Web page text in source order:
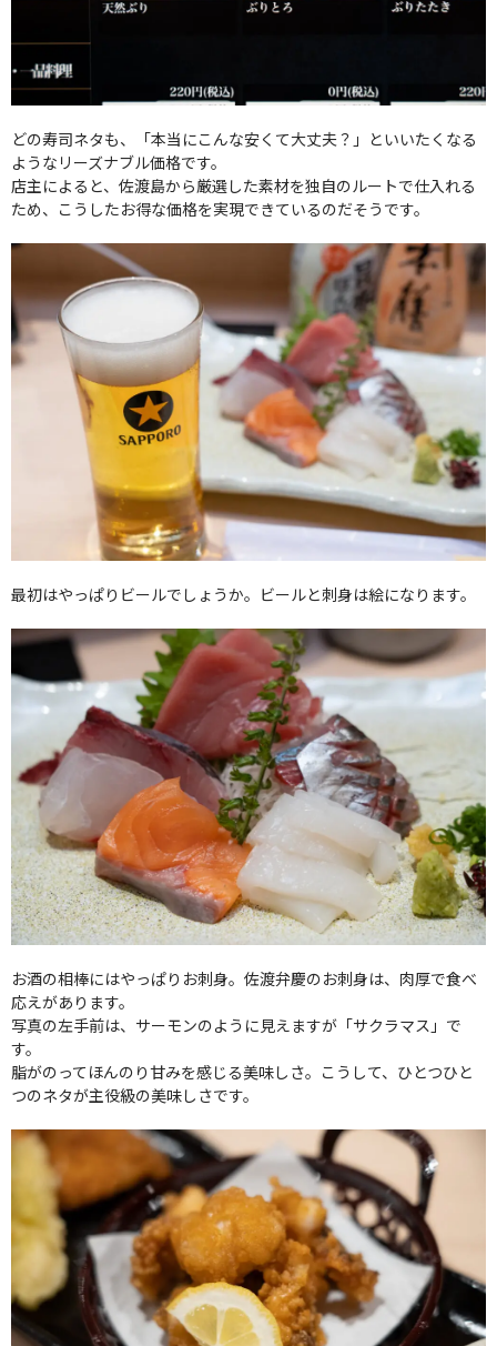
どの寿司ネタも、「本当にこんな安くて大丈夫？」といいたくなる
ようなリーズナブル価格です。
店主によると、佐渡島から厳選した素材を独自のルートで仕入れる
ため、こうしたお得な価格を実現できているのだそうです。
最初はやっぱりビールでしょうか。ビールと刺身は絵になります。
お酒の相棒にはやっぱりお刺身。佐渡弁慶のお刺身は、肉厚で食べ
応えがあります。
写真の左手前は、サーモンのように見えますが「サクラマス」で
す。
脂がのってほんのり甘みを感じる美味しさ。こうして、ひとつひと
つのネタが主役級の美味しさです。